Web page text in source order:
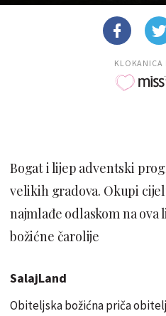
KLOKANICA
Bogat i lijep adventski
velikih gradova. Okupi
najmlađe odlaskom na
božićne čarolije
SalajLand
Obiteljska božićna priča